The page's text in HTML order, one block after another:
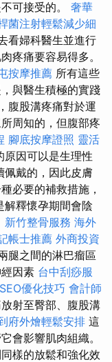
可接受的。 奢華
菌注射輕鬆減少細
看婦科醫生並進行
疼痛要容易得多。
按摩推薦 所有這些
與醫生積極的實踐
腹股溝疼痛對於運
周知的，但腹部疼
腳底按摩證照 靈活
因可以是生理性
佩戴的，因此皮膚
必要的補救措施，
解釋懷孕期間會陰
新竹整骨服務 海外
帳士推薦 外商投資
腿之間的淋巴瘤區
因素 台中刮痧服
優化技巧 會計師
射至臀部、腹股溝
府外燴輕鬆安排 這
會影響肌肉組織。
樣的放鬆和強化效